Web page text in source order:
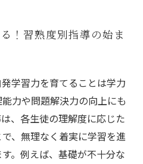
した教育現場の最新事例
別指導の効果と今後の展
！習熟度別指導の始ま
学習力を育てることは学力
力や問題解決力の向上にも
、各生徒の理解度に応じた
、無理なく着実に学習を進
。例えば、基礎が不十分な